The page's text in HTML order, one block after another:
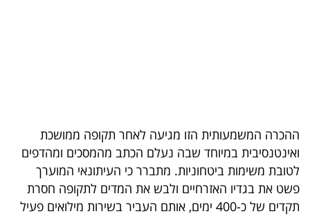
פודקאסט
40
UNDER
ההכרה המשמעותית הזו מגיעה לאחר תקופה ממושכת
ואינטנסיבית במיוחד שבה נעלם הכתב מהמסכים ומהדפים
לטובת משימות ביטחוניות. מתברר כי העיתונאי המוערך
פשט את בגדיו האזרחיים ולבש את המדים לתקופה חסרת
תקדים של כ-400 ימים, אותם העביר בשירות מילואים פעיל